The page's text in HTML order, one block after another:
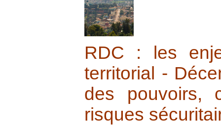
RDC : les
territorial -
des pouvoirs,
risques